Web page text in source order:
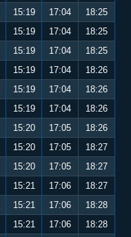
15:19 17:04
18:25
15:19 17:04
18:25
15:19 17:04
18:25
15:19 17:04
18:26
15:19 17:04
18:26
15:19 17:04
18:26
15:20 17:05
18:26
15:20 17:05
18:27
15:20 17:05
18:27
15:21 17:06
18:27
15:21 17:06
18:28
15:21 17:06
18:28